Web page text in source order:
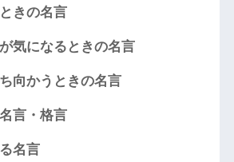
きの名言
気になるときの名言
向かうときの名言
言・格言
名言